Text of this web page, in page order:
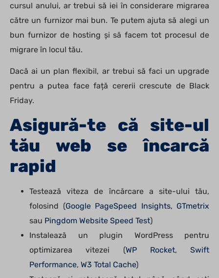
cursul anului, ar trebui să iei în considerare migrarea
către un furnizor mai bun. Te putem ajuta să alegi un
bun furnizor de hosting și să facem tot procesul de
migrare în locul tău.
Dacă ai un plan flexibil, ar trebui să faci un upgrade
pentru a putea face față cererii crescute de Black
Friday.
Asigură-te că site-ul
tău web se încarcă
rapid
Testează viteza de încărcare a site-ului tău,
folosind (Google PageSpeed Insights, GTmetrix
sau Pingdom Website Speed Test)
Instalează un plugin WordPress pentru
optimizarea vitezei (WP Rocket, Swift
Performance, W3 Total Cache)